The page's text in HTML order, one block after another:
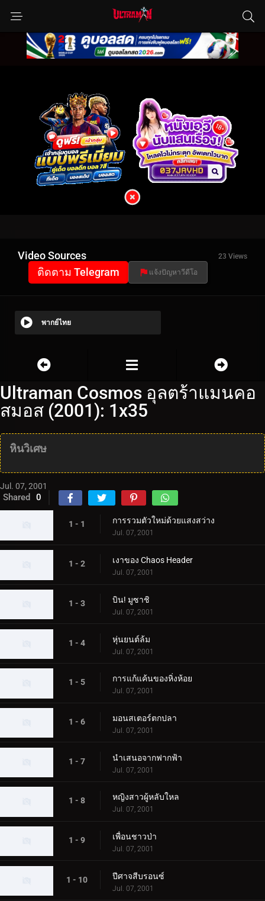
Video Sources 23 Views
ติดตาม Telegram แจ้งปัญหาวีดีโอ
พากย์ไทย
Ultraman Cosmos อุลตร้าแมนคอ
สมอส (2001): 1x35
หินวิเศษ
Jul. 07, 2001
Shared 0
1 - 1 การรวมตัวใหม่ด้วยแสงสว่าง
Jul. 07, 2001
1 - 2 เงาของ Chaos Header
Jul. 07, 2001
1 - 3 บิน! มูซาชิ
Jul. 07, 2001
1 - 4 หุ่นยนต์ล้ม
Jul. 07, 2001
1 - 5 การแก้แค้นของหิ่งห้อย
Jul. 07, 2001
1 - 6 มอนสเตอร์ตกปลา
Jul. 07, 2001
1 - 7 นำเสนอจากฟากฟ้า
Jul. 07, 2001
1 - 8 หญิงสาวผู้หลับใหล
Jul. 07, 2001
1 - 9 เพื่อนชาวป่า
Jul. 07, 2001
1 - 10 ปีศาจสีบรอนซ์
Jul. 07, 2001